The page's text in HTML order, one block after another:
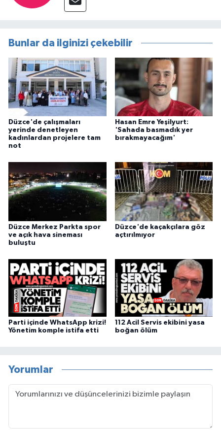
Bunlar da ilginizi çekebilir
Düzce'de çalışmaları
yerinde denetleyen
kadınlardan projelere tam
not
Hasan Emre Yeşilyurt:
'Sahada basmadık yer
bırakmayacağım'
Düzce Merkez Parkta spor
ve açık hava sineması
buluştu
Düzce'de kaçakçılara göz
açtırılmıyor
Parti içinde WhatsApp krizi!
Yönetim komple istifa etti
112 Acil Servis ekibini yasa
boğan ölüm
Yorumlar